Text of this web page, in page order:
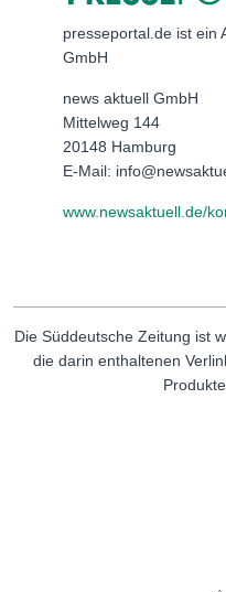
presseportal.de ist ein
GmbH
news aktuell GmbH
Mittelweg 144
20148 Hamburg
E-Mail:
www.newsaktuell.de/
Die Süddeutsche Zeitung ist
die darin enthaltenen